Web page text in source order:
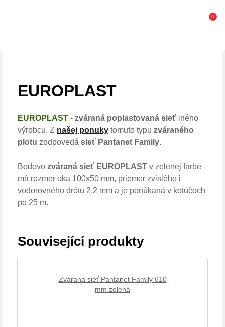
0
EUROPLAST
EUROPLAST - zváraná poplastovaná sieť iného
výrobcu. Z našej ponuky tomuto typu zváraného
plotu zodpovedá sieť Pantanet Family.
Bodovo zváraná sieť EUROPLAST v zelenej farbe
má rozmer oka 100x50 mm, priemer zvislého i
vodorovného drôtu 2,2 mm a je ponúkaná v kotúčoch
po 25 m.
Související produkty
Zváraná sieť Pantanet Family 610
mm zelená